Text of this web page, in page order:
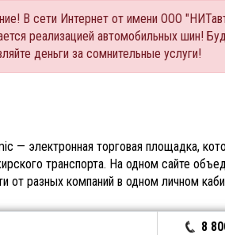
В сети Интернет от имени ООО
реализацией автомобильных шин!
деньги за сомнительные услуги!
— электронная торговая площадка,
транспорта. На одном сайте
от разных компаний в одном личном
8